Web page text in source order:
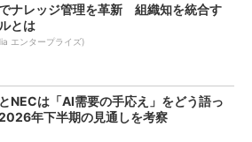
ナレッジ管理を革新 組織知を統合す
とは
エンタープライズ)
NECは「AI需要の手応え」をどう語っ
年下半期の見通しを考察